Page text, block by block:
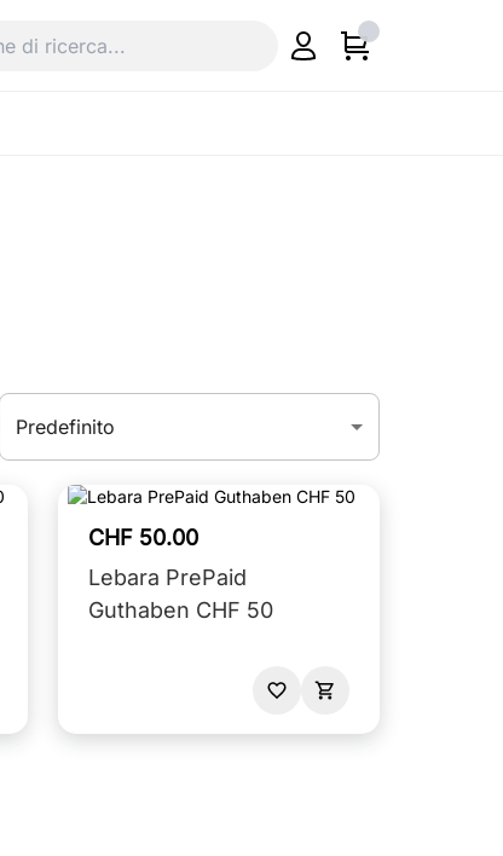
Predefinito
CHF 50.00
Lebara PrePaid
Guthaben CHF 50